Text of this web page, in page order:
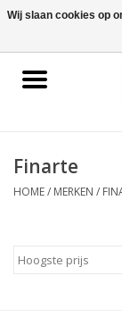
Home
Gadgets
Finarte
HOME/ MERKEN /
Wij slaan cookies op